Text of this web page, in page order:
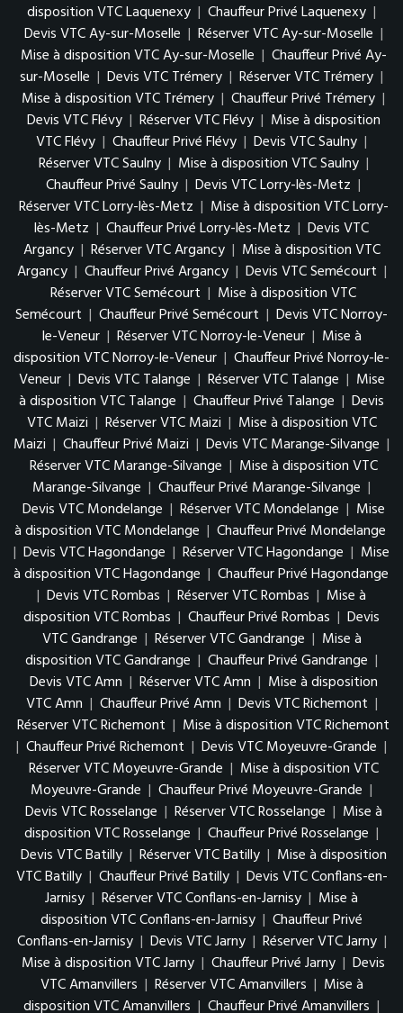
disposition VTC Laquenexy | Chauffeur Privé Laquenexy |
Devis VTC Ay-sur-Moselle | Réserver VTC Ay-sur-Moselle |
Mise à disposition VTC Ay-sur-Moselle | Chauffeur Privé Ay-
sur-Moselle | Devis VTC Trémery | Réserver VTC Trémery |
Mise à disposition VTC Trémery | Chauffeur Privé Trémery |
Devis VTC Flévy | Réserver VTC Flévy | Mise à disposition
VTC Flévy | Chauffeur Privé Flévy | Devis VTC Saulny |
Réserver VTC Saulny | Mise à disposition VTC Saulny |
Chauffeur Privé Saulny | Devis VTC Lorry-lès-Metz |
Réserver VTC Lorry-lès-Metz | Mise à disposition VTC Lorry-
lès-Metz | Chauffeur Privé Lorry-lès-Metz | Devis VTC
Argancy | Réserver VTC Argancy | Mise à disposition VTC
Argancy | Chauffeur Privé Argancy | Devis VTC Semécourt |
Réserver VTC Semécourt | Mise à disposition VTC
Semécourt | Chauffeur Privé Semécourt | Devis VTC Norroy-
le-Veneur | Réserver VTC Norroy-le-Veneur | Mise à
disposition VTC Norroy-le-Veneur | Chauffeur Privé Norroy-le-
Veneur | Devis VTC Talange | Réserver VTC Talange | Mise
à disposition VTC Talange | Chauffeur Privé Talange | Devis
VTC Maizi | Réserver VTC Maizi | Mise à disposition VTC
Maizi | Chauffeur Privé Maizi | Devis VTC Marange-Silvange |
Réserver VTC Marange-Silvange | Mise à disposition VTC
Marange-Silvange | Chauffeur Privé Marange-Silvange |
Devis VTC Mondelange | Réserver VTC Mondelange | Mise
à disposition VTC Mondelange | Chauffeur Privé Mondelange
| Devis VTC Hagondange | Réserver VTC Hagondange | Mise
à disposition VTC Hagondange | Chauffeur Privé Hagondange
| Devis VTC Rombas | Réserver VTC Rombas | Mise à
disposition VTC Rombas | Chauffeur Privé Rombas | Devis
VTC Gandrange | Réserver VTC Gandrange | Mise à
disposition VTC Gandrange | Chauffeur Privé Gandrange |
Devis VTC Amn | Réserver VTC Amn | Mise à disposition
VTC Amn | Chauffeur Privé Amn | Devis VTC Richemont |
Réserver VTC Richemont | Mise à disposition VTC Richemont
| Chauffeur Privé Richemont | Devis VTC Moyeuvre-Grande |
Réserver VTC Moyeuvre-Grande | Mise à disposition VTC
Moyeuvre-Grande | Chauffeur Privé Moyeuvre-Grande |
Devis VTC Rosselange | Réserver VTC Rosselange | Mise à
disposition VTC Rosselange | Chauffeur Privé Rosselange |
Devis VTC Batilly | Réserver VTC Batilly | Mise à disposition
VTC Batilly | Chauffeur Privé Batilly | Devis VTC Conflans-en-
Jarnisy | Réserver VTC Conflans-en-Jarnisy | Mise à
disposition VTC Conflans-en-Jarnisy | Chauffeur Privé
Conflans-en-Jarnisy | Devis VTC Jarny | Réserver VTC Jarny |
Mise à disposition VTC Jarny | Chauffeur Privé Jarny | Devis
VTC Amanvillers | Réserver VTC Amanvillers | Mise à
disposition VTC Amanvillers | Chauffeur Privé Amanvillers |